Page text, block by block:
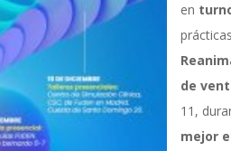
en
de
11,
mejor